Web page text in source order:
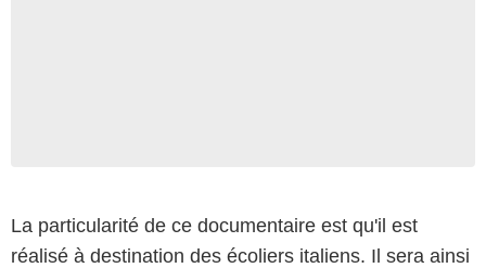
La particularité de ce documentaire est qu'il est
réalisé à destination des écoliers italiens. Il sera ainsi